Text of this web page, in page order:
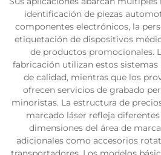
identificación de piezas
componentes electrónicos, la
etiquetación de dispositivos
de productos promocionales.
fabricación utilizan estos
de calidad, mientras que los
ofrecen servicios de grabado
minoristas. La estructura de
marcado láser refleja
dimensiones del área de
adicionales como accesorios